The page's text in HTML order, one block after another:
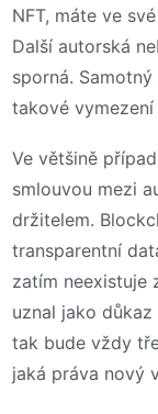
NFT, máte ve
Další autorská
sporná.
takové vymezení
Ve většině
smlouvou mezi
držitelem.
transparentní
zatím neexistuje
uznal jako
tak bude vždy
jaká práva nový